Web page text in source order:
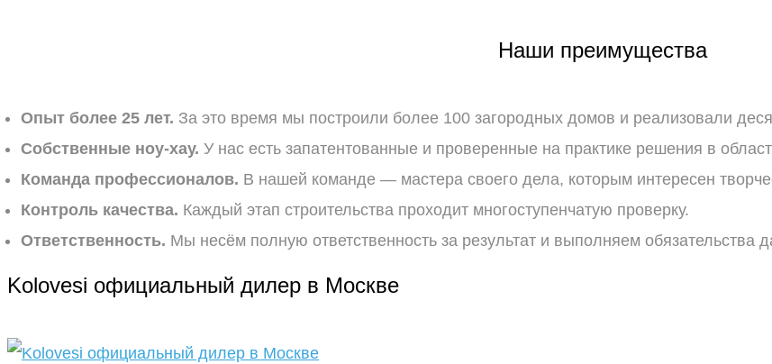
Наши преимущества
Опыт более 25 лет. За это время мы построили более 100 загородных домов и реализовали
Собственные ноу‑хау. Унас есть запатентованные и проверенные на практике решения в
Команда профессионалов. В нашей команде — мастера своего дела, которым интересен
Контроль качества. Каждый этап строительства проходит многоступенчатую проверку.
Ответственность. Мы несём полную ответственность за результат и выполняем обязательства
Kolovesi официальный дилер в Москве